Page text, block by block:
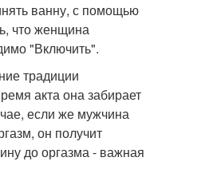
ванну, с помощью
что женщина
"Включить".
традиции
акта она забирает
если же мужчина
он получит
до оргазма - важная